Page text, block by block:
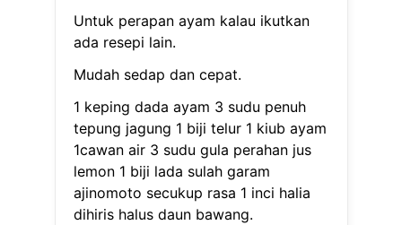
Untuk perapan ayam kalau ikutkan
ada resepi lain.
Mudah sedap dan cepat.
1 keping dada ayam 3 sudu penuh
tepung jagung 1 biji telur 1 kiub ayam
1cawan air 3 sudu gula perahan jus
lemon 1 biji lada sulah garam
ajinomoto secukup rasa 1 inci halia
dihiris halus daun bawang.